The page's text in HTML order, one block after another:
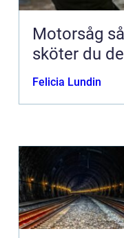
Motorsåg så väljer, använder och
sköter du
Felicia Lundin